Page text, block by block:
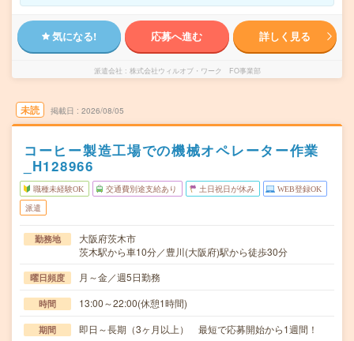
気になる! 応募へ進む 詳しく見る
派遣会社 株式会社ウィルオブ・ワーク FO事業部
未読 掲載日 2026/08/05
コーヒー製造工場での機械オペレーター作業
_H128966
職種未経験OK 交通費別途支給あり 土日祝日が休み WEB登録OK
派遣
勤務地
大阪府茨木市
茨木駅から車10分／豊川(大阪府)駅から徒歩30分
曜日頻度 月～金／週5日勤務
時間 13:00～22:00(休憩1時間)
期間 即日～長期（3ヶ月以上） 最短で応募開始から1週間！